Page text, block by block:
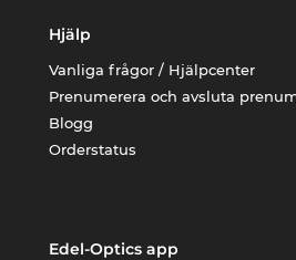
Hjälp
Vanliga frågor / Hjälpcenter
Prenumerera och avsluta
Blogg
Orderstatus
Edel-Optics app